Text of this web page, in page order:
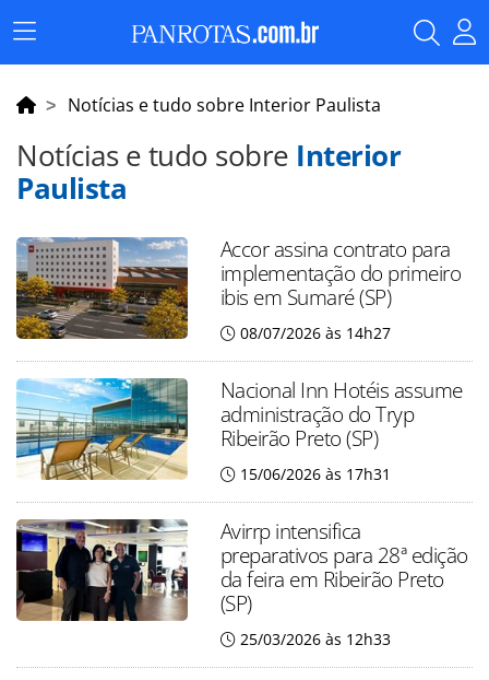
Menu
Principal
Notícias e tudo sobre Interior Paulista
Notícias e tudo sobre Interior
Paulista
Accor assina contrato para
implementação do primeiro
ibis em Sumaré (SP)
08/07/2026 às 14h27
Nacional Inn Hotéis assume
administração do Tryp
Ribeirão Preto (SP)
15/06/2026 às 17h31
Avirrp intensifica
preparativos para 28ª edição
da feira em Ribeirão Preto
(SP)
25/03/2026 às 12h33